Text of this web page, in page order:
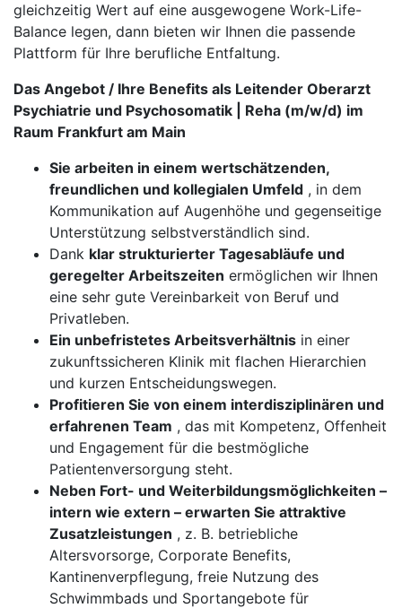
gleichzeitig Wert auf eine ausgewogene Work-Life-
Balance legen, dann bieten wir Ihnen die passende
Plattform für Ihre berufliche Entfaltung.
Das Angebot / Ihre Benefits als Leitender Oberarzt
Psychiatrie und Psychosomatik | Reha (m/w/d) im
Raum Frankfurt am Main
Sie arbeiten in einem wertschätzenden,
freundlichen und kollegialen Umfeld , in dem
Kommunikation auf Augenhöhe und gegenseitige
Unterstützung selbstverständlich sind.
Dank klar strukturierter Tagesabläufe und
geregelter Arbeitszeiten ermöglichen wir Ihnen
eine sehr gute Vereinbarkeit von Beruf und
Privatleben.
Ein unbefristetes Arbeitsverhältnis in einer
zukunftssicheren Klinik mit flachen Hierarchien
und kurzen Entscheidungswegen.
Profitieren Sie von einem interdisziplinären und
erfahrenen Team , das mit Kompetenz, Offenheit
und Engagement für die bestmögliche
Patientenversorgung steht.
Neben Fort- und Weiterbildungsmöglichkeiten –
intern wie extern – erwarten Sie attraktive
Zusatzleistungen , z. B. betriebliche
Altersvorsorge, Corporate Benefits,
Kantinenverpflegung, freie Nutzung des
Schwimmbads und Sportangebote für